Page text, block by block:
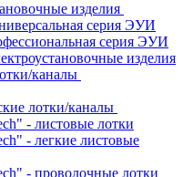
изделия
серия ЭУИ
серия ЭУИ
изделия
каналы
лотки/каналы
- листовые лотки
- легкие листовые
- проволочные лотки